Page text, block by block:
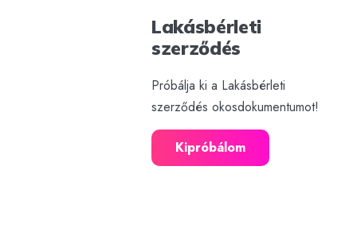
Lakásbérleti
szerződés
Próbálja ki a Lakásbérleti
szerződés okosdokumentumot!
Kipróbálom